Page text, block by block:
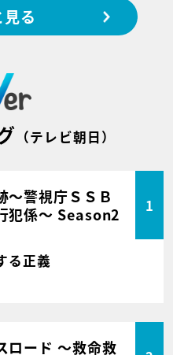
る
（テレビ朝日）
～警視庁ＳＳＢ
犯係～ Season2
1
る正義
ロード ～救命救